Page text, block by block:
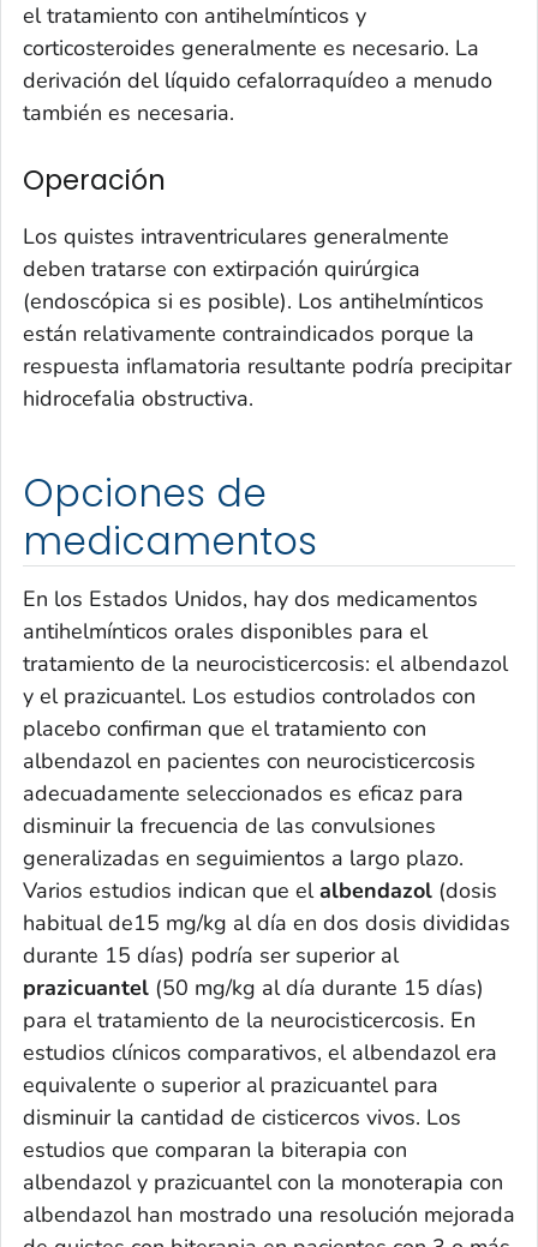
el tratamiento con antihelmínticos y
corticosteroides generalmente es necesario. La
derivación del líquido cefalorraquídeo a menudo
también es necesaria.
Operación
Los quistes intraventriculares generalmente
deben tratarse con extirpación quirúrgica
(endoscópica si es posible). Los antihelmínticos
están relativamente contraindicados porque la
respuesta inflamatoria resultante podría precipitar
hidrocefalia obstructiva.
Opciones de
medicamentos
En los Estados Unidos, hay dos medicamentos
antihelmínticos orales disponibles para el
tratamiento de la neurocisticercosis: el albendazol
y el prazicuantel. Los estudios controlados con
placebo confirman que el tratamiento con
albendazol en pacientes con neurocisticercosis
adecuadamente seleccionados es eficaz para
disminuir la frecuencia de las convulsiones
generalizadas en seguimientos a largo plazo.
Varios estudios indican que elalbendazol (dosis
habitual de15 mg/kg al día en dos dosis divididas
durante 15 días) podría ser superior al
prazicuantel (50 mg/kg al día durante 15 días)
para el tratamiento de la neurocisticercosis. En
estudios clínicos comparativos, el albendazol era
equivalente o superior al prazicuantel para
disminuir la cantidad de cisticercos vivos. Los
estudios que comparan la biterapia con
albendazol y prazicuantel con la monoterapia con
albendazol han mostrado una resolución mejorada